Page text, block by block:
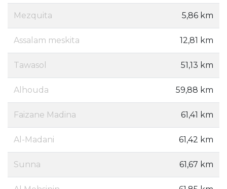
Mezquita 5,86 km
Assalam meskita 12,81 km
Tawasol 51,13 km
Alhouda 59,88 km
Faizane Madina 61,41 km
Al-Madani 61,42 km
Sunna 61,67 km